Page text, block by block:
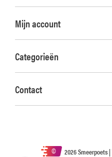
Mijn account
Categorieën
Contact
© 2026 Smeerpoets